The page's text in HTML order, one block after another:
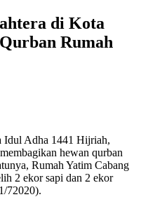
di Kota
Rumah
Idul Adha 1441 Hijriah,
hewan qurban
Rumah Yatim Cabang
2 ekor sapi dan 2 ekor
72020).